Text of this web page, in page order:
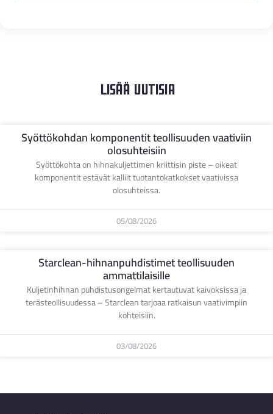
Lisää Uutisia
Syöttökohdan komponentit teollisuuden vaativiin
olosuhteisiin
Syöttökohta on hihnakuljettimen kriittisin piste – oikeat
komponentit estävät kalliit tuotantokatkokset vaativissa
olosuhteissa.
05/08/2026
Starclean-hihnanpuhdistimet teollisuuden
ammattilaisille
Kuljetinhihnan puhdistusongelmat kertautuvat kaivoksissa ja
terästeollisuudessa – Starclean tarjoaa ratkaisun vaativimpiin
kohteisiin.
03/08/2026